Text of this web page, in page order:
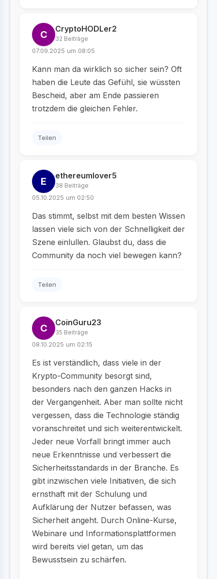
C CryptoHODLer2
32 Beiträge
07.09.2025 um 08:05
Kann man da wirklich so sicher sein? Oft
haben die Leute das Gefühl, sie wüssten
Bescheid, aber am Ende passieren
trotzdem die gleichen Fehler.
Teilen
E ethereumlover5
38 Beiträge
05.10.2025 um 02:50
Das stimmt, selbst mit dem besten Wissen
lassen viele sich von der Schnelligkeit der
Szene einlullen. Glaubst du, dass die
Community da noch viel bewegen kann?
Teilen
C CoinGuru23
35 Beiträge
08.10.2025 um 02:15
Es ist verständlich, dass viele in der
Krypto-Community besorgt sind,
besonders nach den ganzen Hacks in
der Vergangenheit. Aber man sollte nicht
vergessen, dass die Technologie ständig
voranschreitet und sich weiterentwickelt.
Jeder neue Vorfall bringt immer auch
neue Erkenntnisse und verbessert die
Sicherheitsstandards in der Branche. Es
gibt inzwischen viele Initiativen, die sich
ernsthaft mit der Schulung und
Aufklärung der Nutzer befassen, was
Sicherheit angeht. Durch Online-Kurse,
Webinare und Informationsplattformen
wird bereits viel getan, um das
Bewusstsein zu schärfen.